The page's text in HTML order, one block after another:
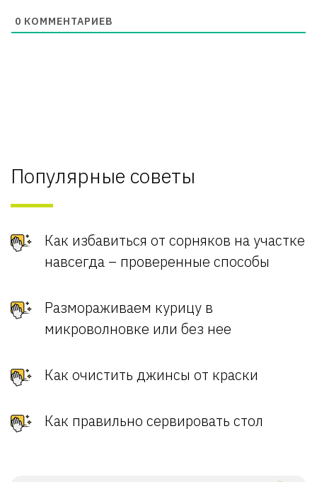
0 КОММЕНТАРИЕВ
Популярные советы
Как избавиться от сорняков на участке
навсегда – проверенные способы
Размораживаем курицу в
микроволновке или без нее
Как очистить джинсы от краски
Как правильно сервировать стол